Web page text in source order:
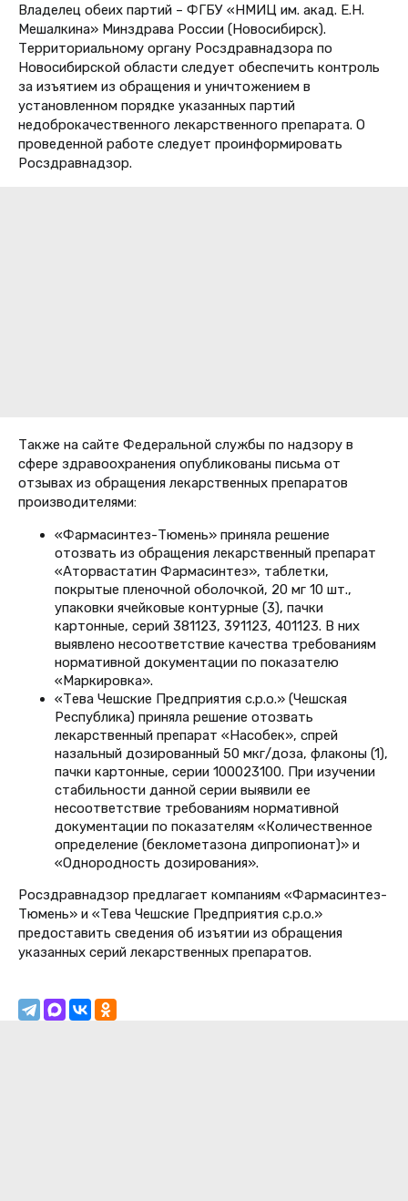
Владелец обеих партий – ФГБУ «НМИЦ им. акад. Е.Н.
Мешалкина» Минздрава России (Новосибирск).
Территориальному органу Росздравнадзора по
Новосибирской области следует обеспечить контроль
за изъятием из обращения и уничтожением в
установленном порядке указанных партий
недоброкачественного лекарственного препарата. О
проведенной работе следует проинформировать
Росздравнадзор.
Также на сайте Федеральной службы по надзору в
сфере здравоохранения опубликованы письма от
отзывах из обращения лекарственных препаратов
производителями:
«Фармасинтез-Тюмень» приняла решение
отозвать из обращения лекарственный препарат
«Аторвастатин Фармасинтез», таблетки,
покрытые пленочной оболочкой, 20 мг 10 шт.,
упаковки ячейковые контурные (3), пачки
картонные, серий 381123, 391123, 401123. В них
выявлено несоответствие качества требованиям
нормативной документации по показателю
«Маркировка».
«Тева Чешские Предприятия с.р.о.» (Чешская
Республика) приняла решение отозвать
лекарственный препарат «Насобек», спрей
назальный дозированный 50 мкг/доза, флаконы (1),
пачки картонные, серии 100023100. При изучении
стабильности данной серии выявили ее
несоответствие требованиям нормативной
документации по показателям «Количественное
определение (беклометазона дипропионат)» и
«Однородность дозирования».
Росздравнадзор предлагает компаниям «Фармасинтез-
Тюмень» и «Тева Чешские Предприятия с.р.о.»
предоставить сведения об изъятии из обращения
указанных серий лекарственных препаратов.